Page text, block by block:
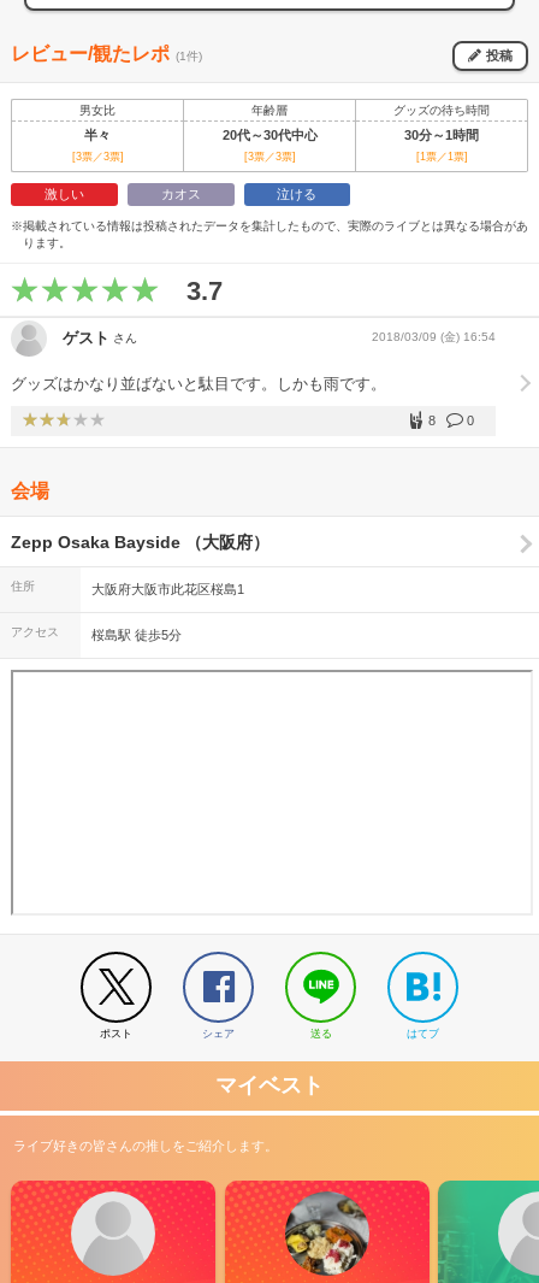
レビュー/観たレポ (1件) 投稿
男女比 年齢層 グッズの待ち時間
半々 20代～30代中心 30分～1時間
[3票／3票] [3票／3票] [1票／1票]
激しい カオス 泣ける
※掲載されている情報は投稿されたデータを集計したもので、実際のライブとは異なる場合があ
ります。
3.7
ゲスト さん 2018/03/09 (金) 16:54
グッズはかなり並ばないと駄目です。しかも雨です。
0
8
会場
Zepp Osaka Bayside （大阪府）
住所 大阪府大阪市此花区桜島1
アクセス 桜島駅 徒歩5分
ポスト シェア 送る はてブ
マイベスト
ライブ好きの皆さんの推しをご紹介します。